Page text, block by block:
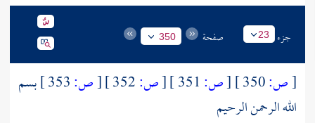
جزء 23 صفحة 350
[ص: [ص: [ص: [ص:
بسم
الله الرحمن الرحيم